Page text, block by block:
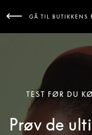
GÅ TIL BUTIKKENS
TEST FØR DU
Prøv de